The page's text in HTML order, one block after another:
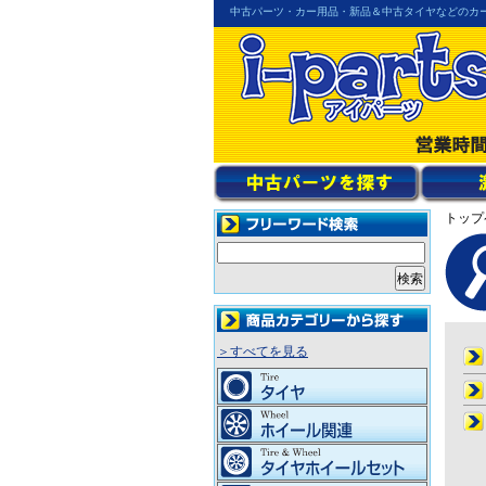
中古パーツ・カー用品・新品＆中古タイヤなどの
トッ
＞すべてを見る